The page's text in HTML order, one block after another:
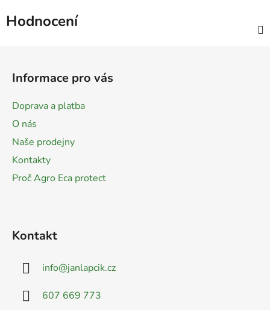
Hodnocení
Informace pro vás
Doprava a platba
O nás
Naše prodejny
Kontakty
Proč Agro Eca protect
Kontakt
info@janlapcik.cz
607 669 773